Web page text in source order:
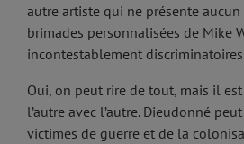
autre artiste qui ne présente
brimades personnalisées de Mike
incontestablement
Oui, on peut rire de tout, mais il
l’autre avec l’autre. Dieudonné
victimes de guerre et de la